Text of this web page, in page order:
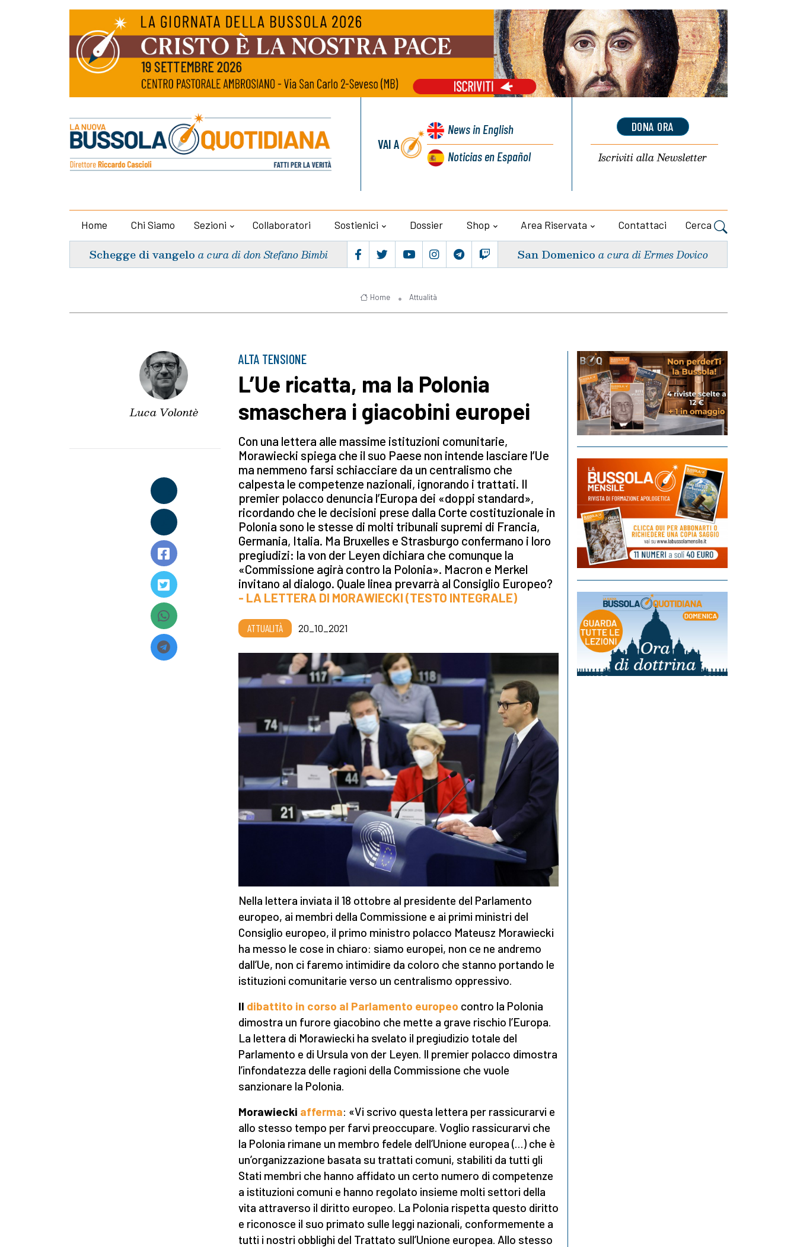
VAI A
Newsin English
Noticiasen Español
DONA ORA
Iscriviti allaNewsletter
Home Chi Siamo Sezioni Collaboratori Sostienici Dossier Shop Area Riservata Contattaci Cerca
Schegge di vangelo a cura di don Stefano Bimbi San Domenico a cura di Ermes Dovico
Home Attualità
Luca Volontè
ALTA TENSIONE
L’Ue ricatta, ma la Polonia
smaschera i giacobini europei
Con una lettera alle massime istituzioni comunitarie,
Morawiecki spiega che il suo Paese non intende lasciare l’Ue
ma nemmeno farsi schiacciare da un centralismo che
calpesta le competenze nazionali, ignorando i trattati. Il
premier polacco denuncia l’Europa dei «doppi standard»,
ricordando che le decisioni prese dalla Corte costituzionale in
Polonia sono le stesse di molti tribunali supremi di Francia,
Germania, Italia. Ma Bruxelles e Strasburgo confermano i loro
pregiudizi: la von der Leyen dichiara che comunque la
«Commissione agirà contro la Polonia». Macron e Merkel
invitano al dialogo. Quale linea prevarrà al Consiglio Europeo?
- LA LETTERA DI MORAWIECKI (TESTO INTEGRALE)
ATTUALITÀ 20_10_2021
Nella lettera inviata il 18 ottobre al presidente del Parlamento
europeo, ai membri della Commissione e ai primi ministri del
Consiglio europeo, il primo ministro polacco Mateusz Morawiecki
ha messo le cose in chiaro: siamo europei, non ce ne andremo
dall’Ue, non ci faremo intimidire da coloro che stanno portando le
istituzioni comunitarie verso un centralismo oppressivo.
Il dibattito in corso al Parlamento europeo contro la Polonia
dimostra un furore giacobino che mette a grave rischio l’Europa.
La lettera di Morawiecki ha svelato il pregiudizio totale del
Parlamento e di Ursula von der Leyen. Il premier polacco dimostra
l’infondatezza delle ragioni della Commissione che vuole
sanzionare la Polonia.
Morawiecki afferma: «Vi scrivo questa lettera per rassicurarvi e
allo stesso tempo per farvi preoccupare. Voglio rassicurarvi che
la Polonia rimane un membro fedele dell’Unione europea (…) che è
un’organizzazione basata su trattati comuni, stabiliti da tutti gli
Stati membri che hanno affidato un certo numero di competenze
a istituzioni comuni e hanno regolato insieme molti settori della
vita attraverso il diritto europeo. La Polonia rispetta questo diritto
e riconosce il suo primato sulle leggi nazionali, conformemente a
tutti i nostri obblighi del Trattato sull’Unione europea. Allo stesso